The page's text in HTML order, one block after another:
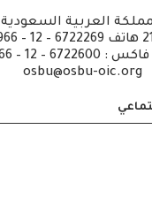
العربية السعودية
osbu@osbu-oic.org